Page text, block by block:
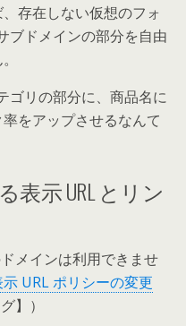
存在しない仮想のフォ
ブドメインの部分を自由
ゴリの部分に、商品名に
をアップさせるなんて
示 URL とリン
メインは利用できませ
URL ポリシーの変更
】）